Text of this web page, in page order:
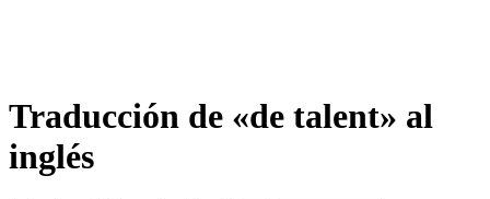
Traducción de «de talent» al
inglés